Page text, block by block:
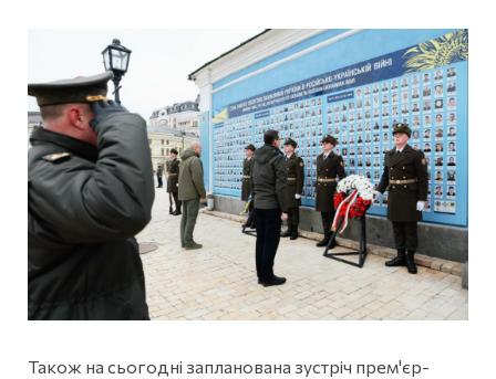
Також на сьогодні запланована зустріч прем'єр-